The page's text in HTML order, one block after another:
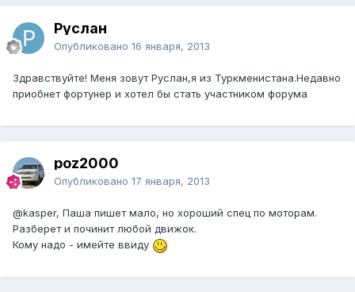
Руслан
Опубликовано 16 января, 2013
Здравствуйте! Меня зовут Руслан,я из Туркменистана.Недавно
приобнет фортунер и хотел бы стать участником форума
poz2000
Опубликовано 17 января, 2013
@kasper, Паша пишет мало, но хороший спец по моторам.
Разберет и починит любой движок.
Кому надо - имейте ввиду